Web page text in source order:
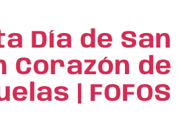
Día de San
Corazón de
| FOFOS